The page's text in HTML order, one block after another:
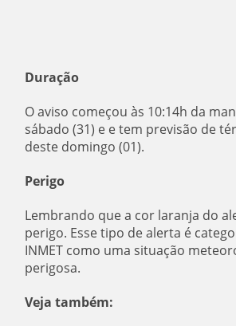
Duração
O aviso começou às 10:14h da
sábado (31) e e tem previsão de
deste domingo (01).
Perigo
Lembrando que a cor laranja do
perigo. Esse tipo de alerta é
INMET como uma situação
perigosa.
Veja também: